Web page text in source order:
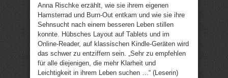
Anna Rischke erzählt, wie sie ihrem eigenen
Hamsterrad und Burn-Out entkam und wie sie ihre
Sehnsucht nach einem besseren Leben stillen
konnte. Hübsches Layout auf Tablets und im
Online-Reader, auf klassischen Kindle-Geräten wird
das schwer zu entziffern sein. „Sehr zu empfehlen
für alle diejenigen, die mehr Klarheit und
Leichtigkeit in ihrem Leben suchen …“ (Leserin)